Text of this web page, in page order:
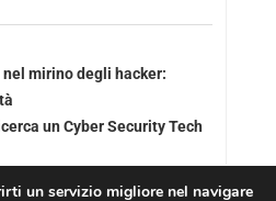
nel mirino degli hacker:
un Cyber Security Tech
un servizio migliore nel navigare